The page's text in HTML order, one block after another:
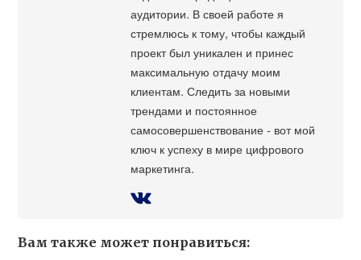
аудитории. В своей работе я
стремлюсь к тому, чтобы каждый
проект был уникален и принес
максимальную отдачу моим
клиентам. Следить за новыми
трендами и постоянное
самосовершенствование - вот мой
ключ к успеху в мире цифрового
маркетинга.
Вам также может понравиться: